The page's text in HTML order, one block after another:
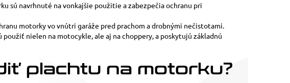
sú navrhnuté na vonkajšie použitie a zabezpečia ochranu pri
motorky vo vnútri garáže pred prachom a drobnými nečistotami.
nielen na motocykle, ale aj na choppery, a poskytujú základnú
plachtu na motorku?